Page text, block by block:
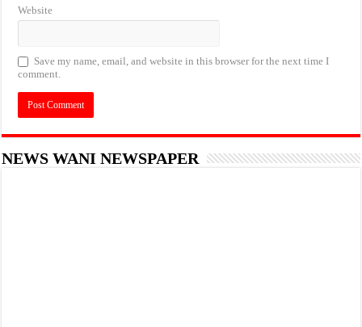
Website
Save my name, email, and website in this browser for the next time I
comment.
NEWS WANI NEWSPAPER